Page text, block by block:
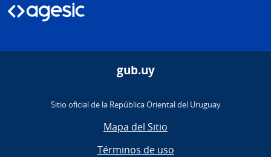
gub.uy
Sitio oficial de la República Oriental del Uruguay
Mapa del Sitio
Términos de uso